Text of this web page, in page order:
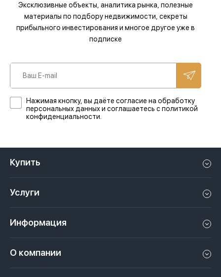
Эксклюзивные объекты, аналитика рынка, полезные
материалы по подбору недвижимости, секреты
прибыльного инвестирования и многое другое уже в
подписке
Нажимая кнопку, вы даёте согласие на обработку
персональных данных и соглашаетесь с политикой
конфиденциальности.
Купить
Апартаменты в Дубае
Пентхаус в Дубае
Услуги
Сдать недвижимость в Дубае, ОАЭ
Информация
О компании